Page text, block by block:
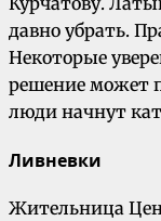
давно убрать.
Некоторые
решение может
люди начнут
Ливневки
Жительница